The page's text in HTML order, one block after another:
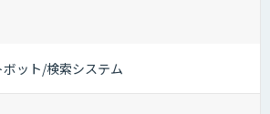
ット/検索システム